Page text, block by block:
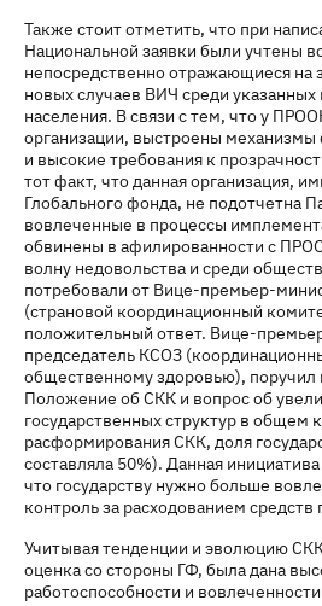
Также стоит отметить, что при
Национальной заявки были учтены
непосредственно отражающиеся на
новых случаев ВИЧ среди
населения. В связи с тем, что у
организации, выстроены механизмы
и высокие требования к
тот факт, что данная организация,
Глобального фонда, не подотчетна
вовлеченные в процессы
обвинены в афилированности с
волну недовольства и среди
потребовали от Вице-премьер-
(страновой координационный
положительный ответ. Вице-
председатель КСОЗ
общественному здоровью), поручил
Положение об СКК и вопрос об
государственных структур в общем
расформирования СКК, доля
составляла 50%). Данная
что государству нужно больше
контроль за расходованием средств
Учитывая тенденции и эволюцию
оценка со стороны ГФ, была дана
работоспособности и вовлеченности